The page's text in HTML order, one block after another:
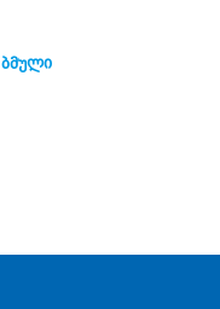
ბმული